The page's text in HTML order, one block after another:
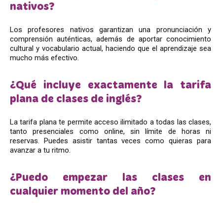
nativos?
Los profesores nativos garantizan una pronunciación y
comprensión auténticas, además de aportar conocimiento
cultural y vocabulario actual, haciendo que el aprendizaje sea
mucho más efectivo.
¿Qué incluye exactamente la tarifa
plana de clases de inglés?
La tarifa plana te permite acceso ilimitado a todas las clases,
tanto presenciales como online, sin límite de horas ni
reservas. Puedes asistir tantas veces como quieras para
avanzar a tu ritmo.
¿Puedo empezar las clases en
cualquier momento del año?